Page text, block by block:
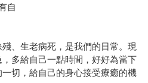
自
、生老病死，是我們的日常。現
多給自己一點時間，好好為當下
切，給自己的身心接受療癒的機